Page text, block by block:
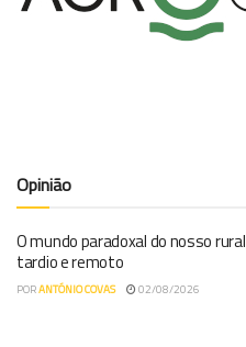
Opinião
O mundo paradoxal do nosso rural
tardio e remoto
PORANTÓNIO COVAS 02/08/2026